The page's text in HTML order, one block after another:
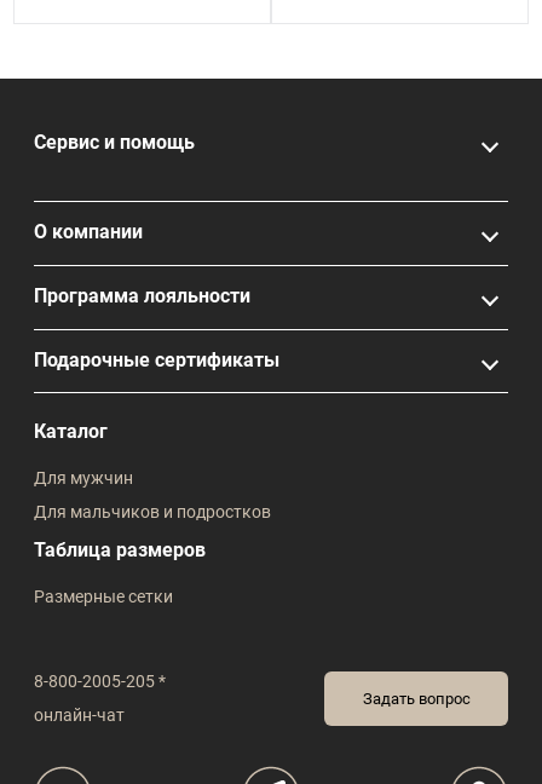
8-800-2005-205 *
онлайн-чат
Задать вопрос
Сервис и помощь
О компании
Программа лояльности
Подарочные сертификаты
Каталог
Для мужчин
Для мальчиков и подростков
Таблица размеров
Размерные сетки